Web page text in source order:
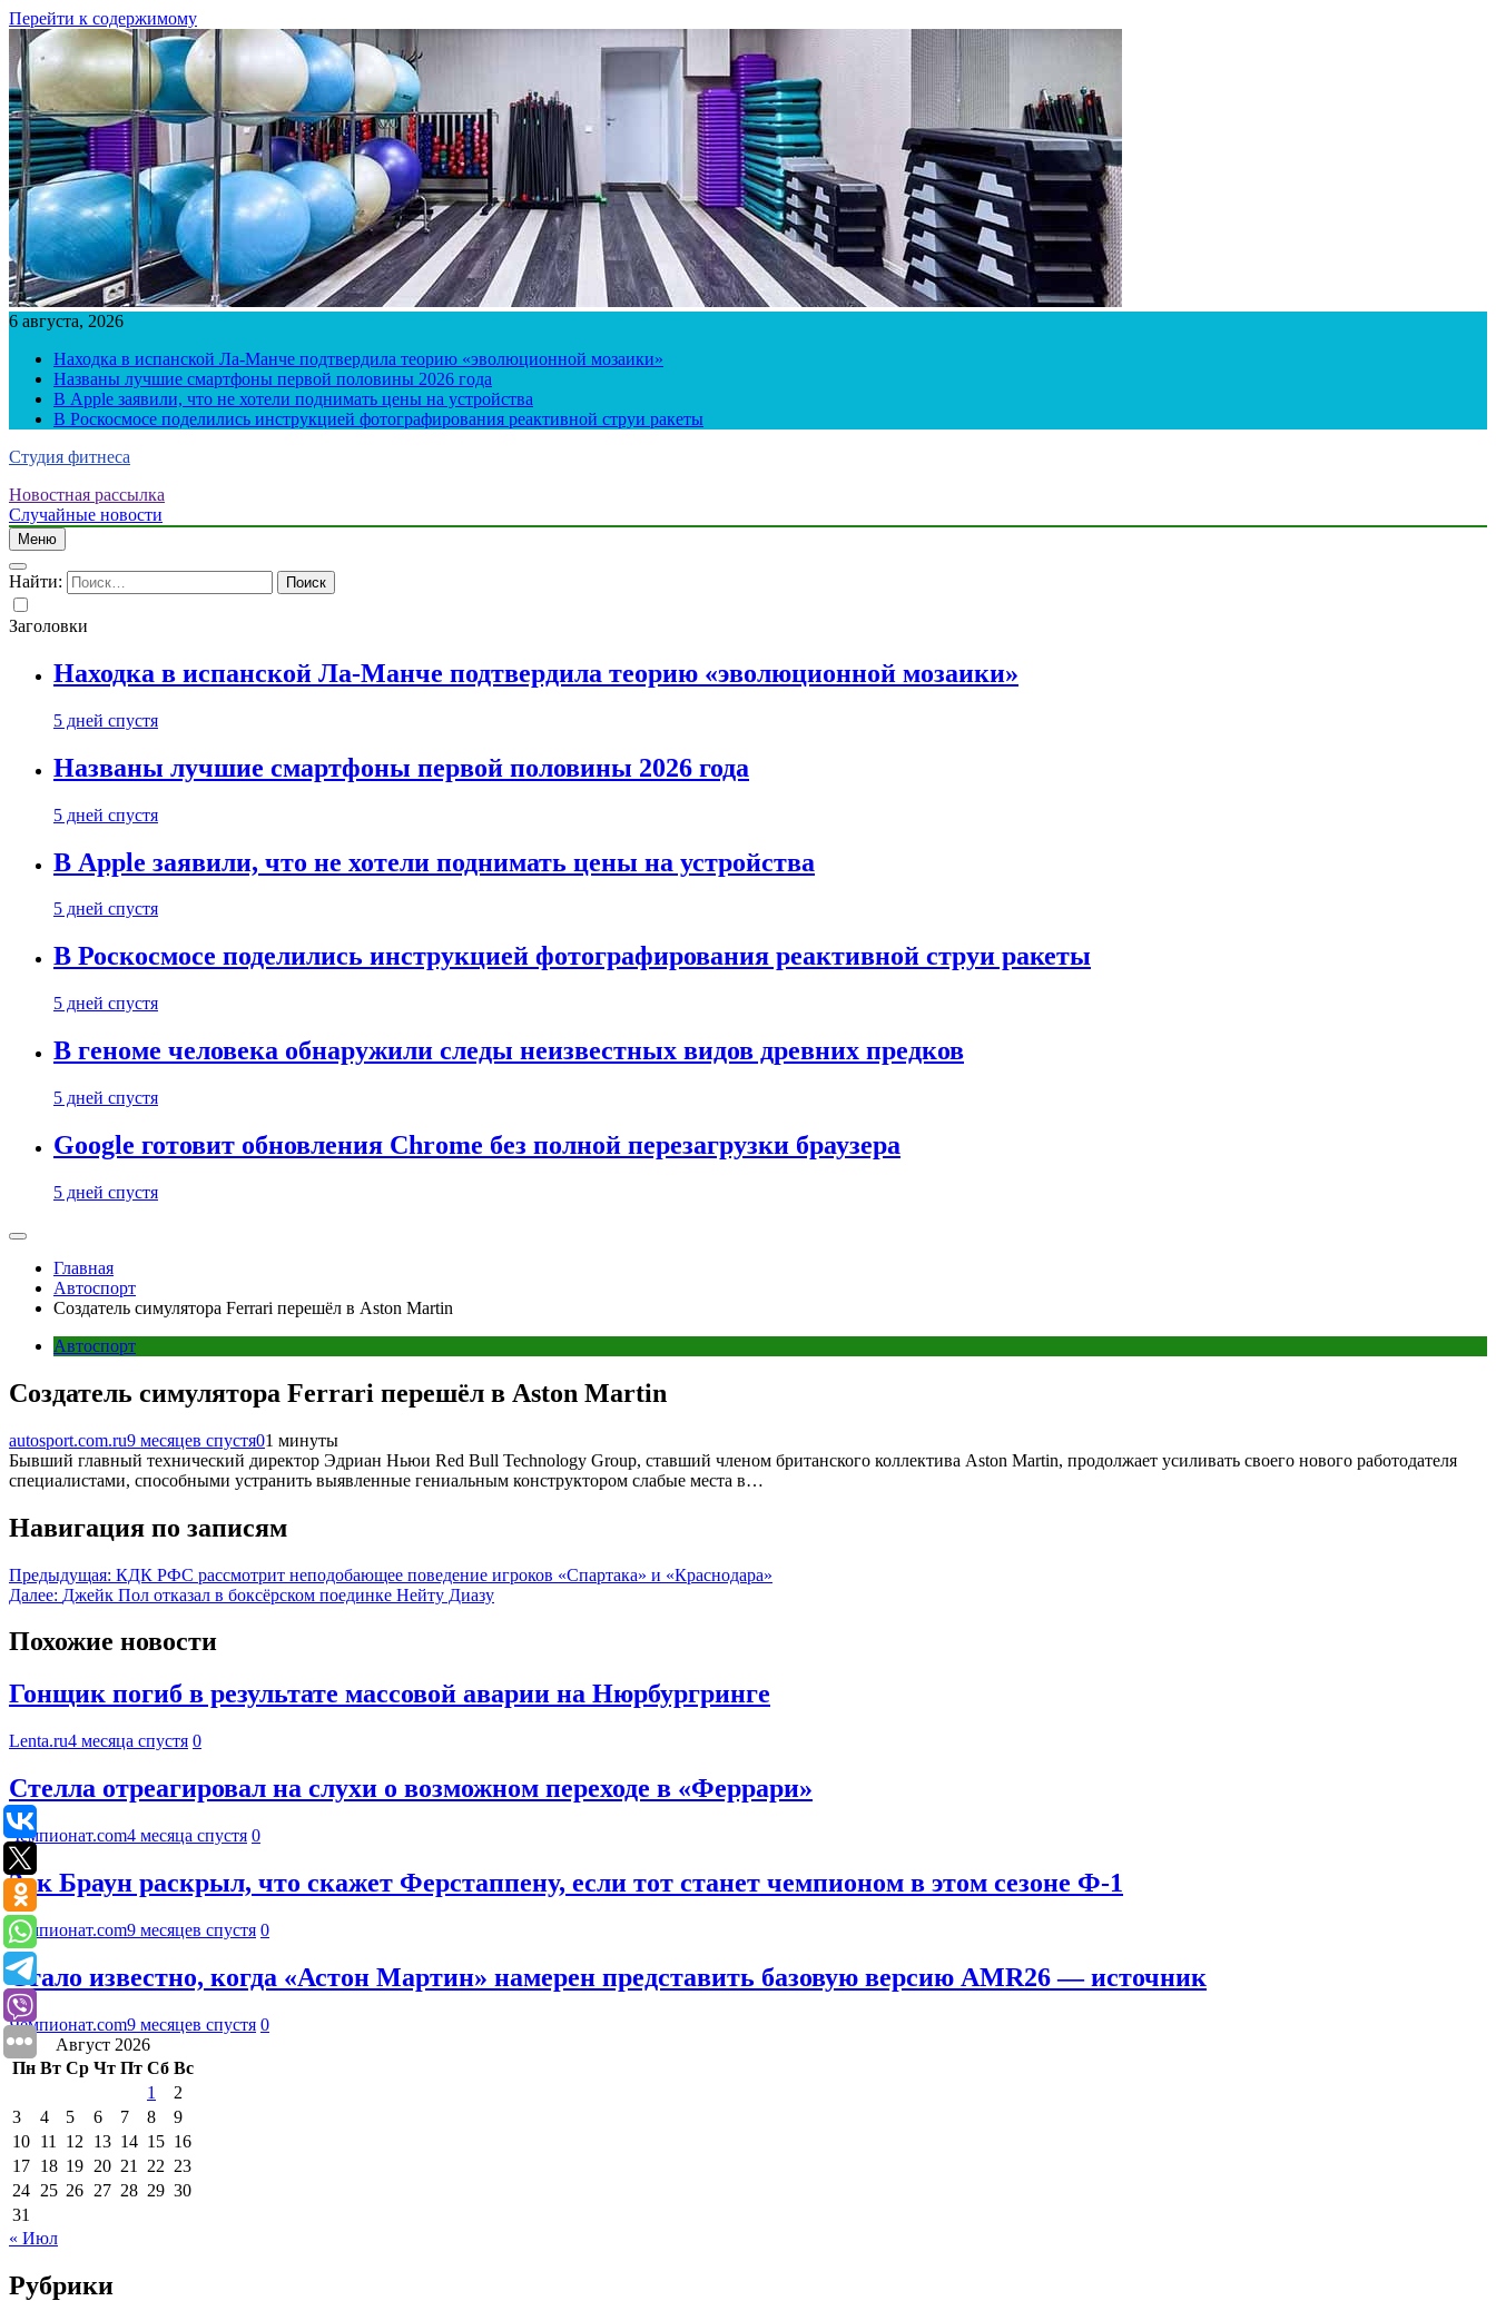
Перейти к содержимому
6 августа, 2026
Находка в испанской Ла-Манче подтвердила теорию «эволюционной мозаики»
Названы лучшие смартфоны первой половины 2026 года
В Apple заявили, что не хотели поднимать цены на устройства
В Роскосмосе поделились инструкцией фотографирования реактивной струи ракеты
Студия фитнеса
Новостная рассылка
Случайные новости
Меню
Найти:
Заголовки
Находка в испанской Ла-Манче подтвердила теорию «эволюционной мозаики»
5 дней спустя
Названы лучшие смартфоны первой половины 2026 года
5 дней спустя
В Apple заявили, что не хотели поднимать цены на устройства
5 дней спустя
В Роскосмосе поделились инструкцией фотографирования реактивной струи ракеты
5 дней спустя
В геноме человека обнаружили следы неизвестных видов древних предков
5 дней спустя
Google готовит обновления Chrome без полной перезагрузки браузера
5 дней спустя
Главная
Автоспорт
Создатель симулятора Ferrari перешёл в Aston Martin
Автоспорт
Создатель симулятора Ferrari перешёл в Aston Martin
autosport.com.ru9 месяцев спустя01 минуты
Бывший главный технический директор Эдриан Ньюи Red Bull Technology Group, ставший членом британского коллектива Aston Martin, продолжает усиливать своего нового работодателя
специалистами, способными устранить выявленные гениальным конструктором слабые места в…
Навигация по записям
Предыдущая: КДК РФС рассмотрит неподобающее поведение игроков «Спартака» и «Краснодара»
Далее: Джейк Пол отказал в боксёрском поединке Нейту Диазу
Похожие новости
Гонщик погиб в результате массовой аварии на Нюрбургринге
Lenta.ru4 месяца спустя 0
Стелла отреагировал на слухи о возможном переходе в «Феррари»
Чемпионат.com4 месяца спустя 0
Зак Браун раскрыл, что скажет Ферстаппену, если тот станет чемпионом в этом сезоне Ф-1
Чемпионат.com9 месяцев спустя 0
Стало известно, когда «Астон Мартин» намерен представить базовую версию AMR26 — источник
Чемпионат.com9 месяцев спустя 0
Август 2026
Пн Вт Ср Чт Пт Сб Вс
1
2
3
4 5 6 7 8
9
10 11 12 13 14 15 16
17 18 19 20 21 22 23
24 25 26 27 28 29 30
31
« Июл
Рубрики